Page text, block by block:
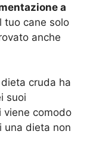
a
tuo cane solo
anche
cruda ha
suoi
viene comodo
dieta non